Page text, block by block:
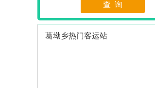
查 询
葛坳乡热门客运站